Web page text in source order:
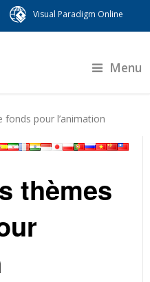
Visual Paradigm Online
Menu
fonds pour l’animation
thèmes